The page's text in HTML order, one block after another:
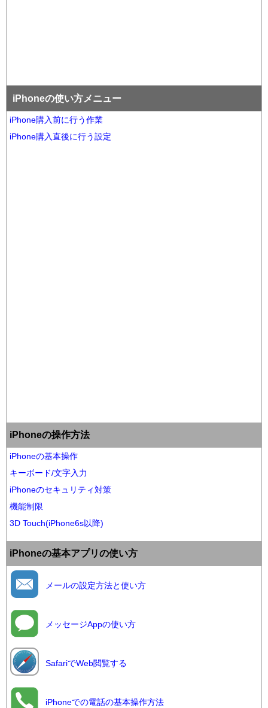
iPhoneの使い方メニュー
iPhone購入前に行う作業
iPhone購入直後に行う設定
iPhoneの操作方法
iPhoneの基本操作
キーボード/文字入力
iPhoneのセキュリティ対策
機能制限
3D Touch(iPhone6s以降)
iPhoneの基本アプリの使い方
メールの設定方法と使い方
メッセージAppの使い方
SafariでWeb閲覧する
iPhoneでの電話の基本操作方法